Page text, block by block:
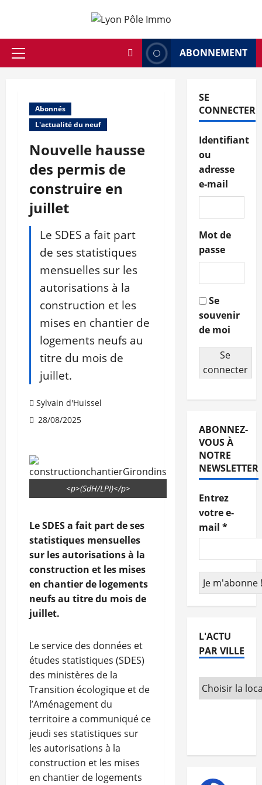
contenu
Menu
ABONNEMENT
Abonnés
L'actualité du neuf
Nouvelle hausse
des permis de
construire en
juillet
Le SDES a fait part
de ses statistiques
mensuelles sur les
autorisations à la
construction et les
mises en chantier de
logements neufs au
titre du mois de
juillet.
Sylvain d'Huissel
28/08/2025
<p>(SdH/LPI)</p>
Le SDES a fait part de ses
statistiques mensuelles
sur les autorisations à la
construction et les mises
en chantier de logements
neufs au titre du mois de
juillet.
Le service des données et
études statistiques (SDES)
des ministères de la
Transition écologique et de
l’Aménagement du
territoire a communiqué ce
jeudi ses statistiques sur
les autorisations à la
construction et les mises
en chantier de logements
SE
CONNECTER
Identifiant
ou
adresse
e-mail
Mot de
passe
Se
souvenir
de moi
Se
connecter
ABONNEZ-
VOUS À
NOTRE
NEWSLETTER
Entrez
votre e-
mail *
L'ACTU
PAR VILLE